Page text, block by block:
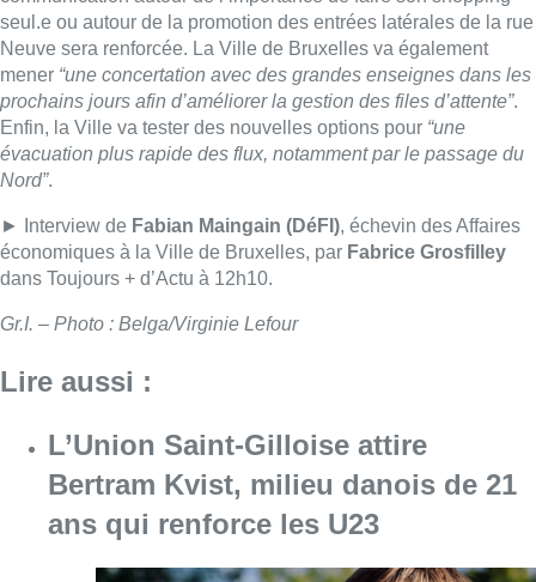
Lire aussi :
L’Union Saint-Gilloise attire
Bertram Kvist, milieu danois de 21